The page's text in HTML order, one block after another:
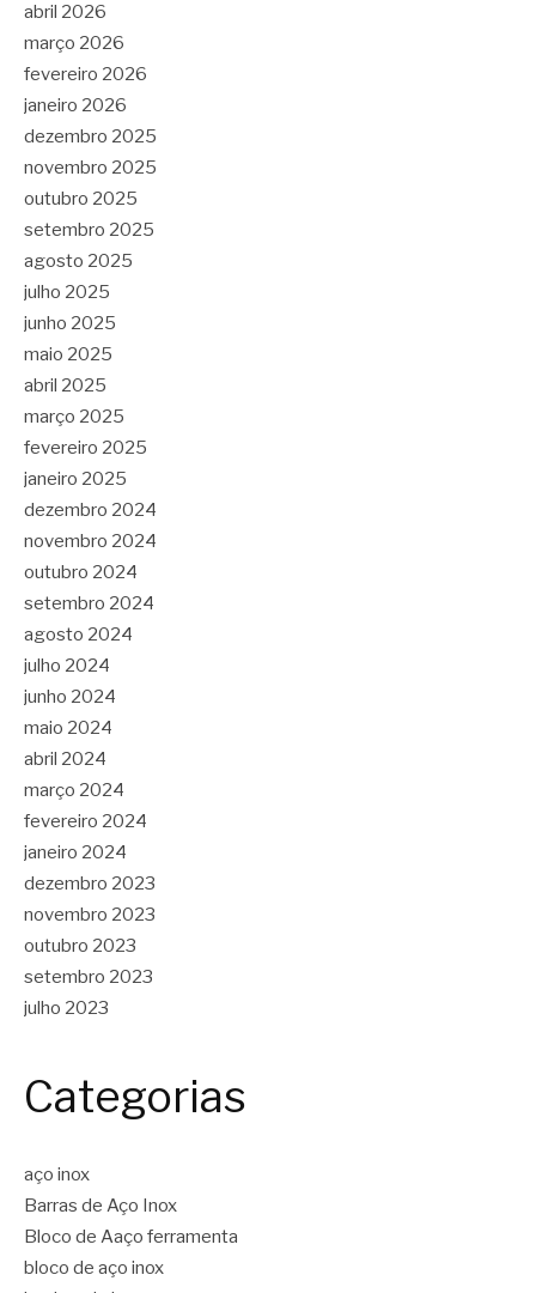
abril 2026
março 2026
fevereiro 2026
janeiro 2026
dezembro 2025
novembro 2025
outubro 2025
setembro 2025
agosto 2025
julho 2025
junho 2025
maio 2025
abril 2025
março 2025
fevereiro 2025
janeiro 2025
dezembro 2024
novembro 2024
outubro 2024
setembro 2024
agosto 2024
julho 2024
junho 2024
maio 2024
abril 2024
março 2024
fevereiro 2024
janeiro 2024
dezembro 2023
novembro 2023
outubro 2023
setembro 2023
julho 2023
Categorias
aço inox
Barras de Aço Inox
Bloco de Aaço ferramenta
bloco de aço inox